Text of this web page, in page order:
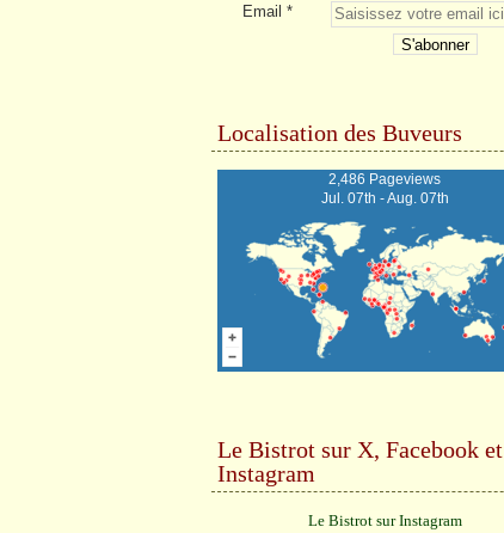
Email
Localisation des Buveurs
2,486 Pageviews
Jul. 07th - Aug. 07th
Le Bistrot sur X, Facebook et
Instagram
Le Bistrot sur Instagram